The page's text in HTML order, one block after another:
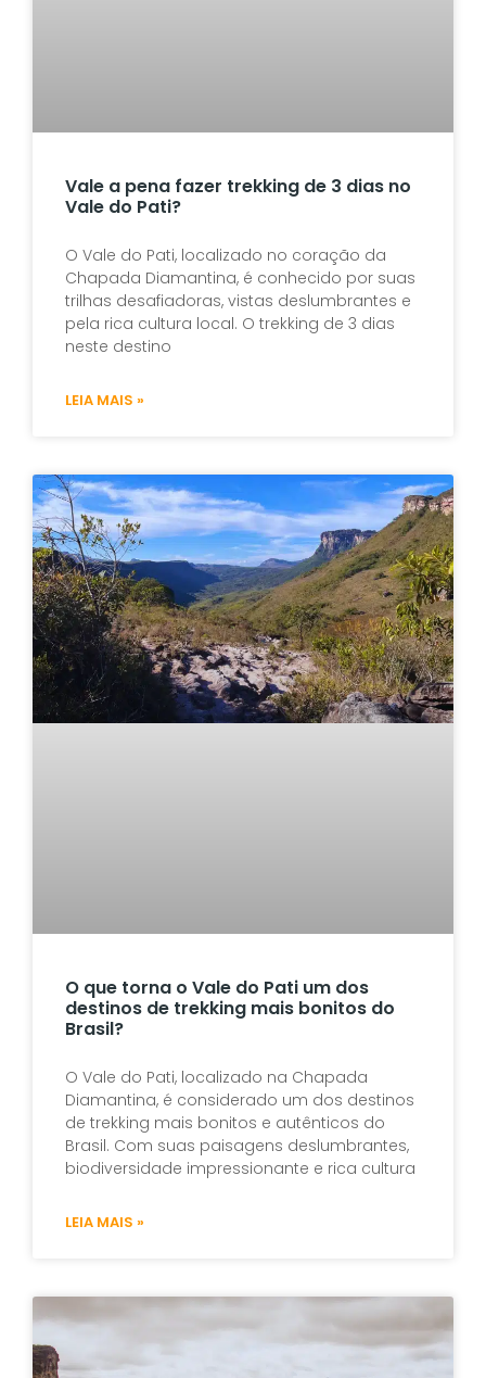
Vale a pena fazer trekking de 3 dias no
Vale do Pati?
O Vale do Pati, localizado no coração da
Chapada Diamantina, é conhecido por suas
trilhas desafiadoras, vistas deslumbrantes e
pela rica cultura local. O trekking de 3 dias
neste destino
LEIA MAIS »
O que torna o Vale do Pati um dos
destinos de trekking mais bonitos do
Brasil?
O Vale do Pati, localizado na Chapada
Diamantina, é considerado um dos destinos
de trekking mais bonitos e autênticos do
Brasil. Com suas paisagens deslumbrantes,
biodiversidade impressionante e rica cultura
LEIA MAIS »